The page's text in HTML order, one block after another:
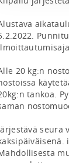
20 kg:n
tankoa.